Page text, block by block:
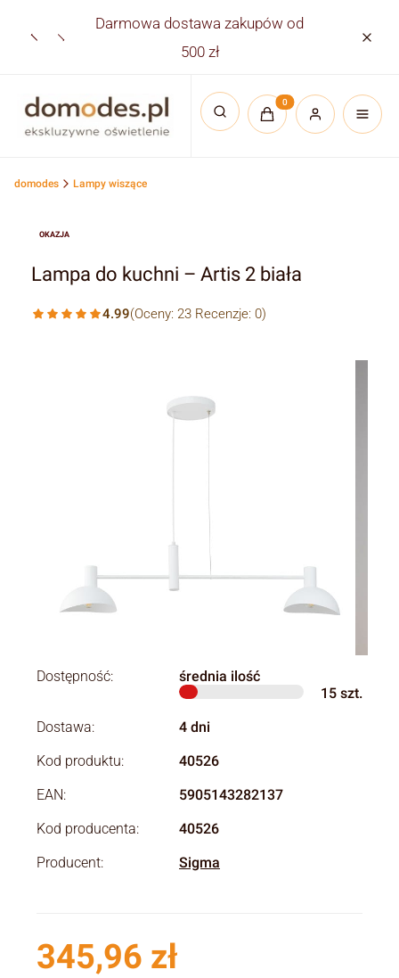
Darmowa dostawa zakupów od
500 zł
Otwórz wyszukiwarkę
Produkty w
domodes Lampy wiszące
OKAZJA
Lampa do kuchni – Artis 2 biała
4.99(Oceny: 23 Recenzje: 0)
Dostępność:
średnia ilość
15 szt.
Dostawa:
4 dni
Kod produktu:
40526
EAN:
5905143282137
Kod producenta:
40526
Producent:
Sigma
345,96 zł